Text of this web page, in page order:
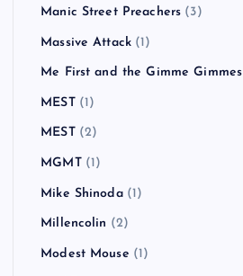
Manic Street Preachers (3)
Massive Attack (1)
Me First and the Gimme Gimmes
MEST(1)
MEST(2)
MGMT(1)
Mike Shinoda(1)
Millencolin (2)
Modest Mouse (1)